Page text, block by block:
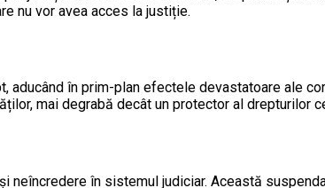
nu vor avea acces la justiție.
în prim-plan efectele devastatoare ale
mai degrabă decât un protector al drepturilor
în sistemul judiciar. Această